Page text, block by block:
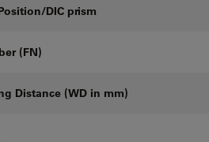
DIC prism
(FN)
Distance (WD in mm)